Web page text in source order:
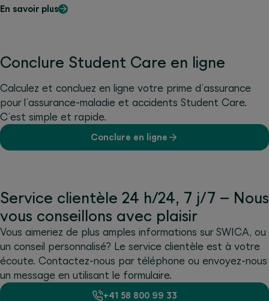
En savoir plus
Conclure Student Care en ligne
Calculez et concluez en ligne votre prime d’assurance
pour l’assurance-maladie et accidents Student Care.
C’est simple et rapide.
Conclure en ligne
Service clientèle 24 h/24, 7 j/7 – Nous
vous conseillons avec plaisir
Vous aimeriez de plus amples informations sur SWICA, ou
un conseil personnalisé? Le service clientèle est à votre
écoute. Contactez-nous par téléphone ou envoyez-nous
un message en utilisant le formulaire.
+41 58 800 99 33